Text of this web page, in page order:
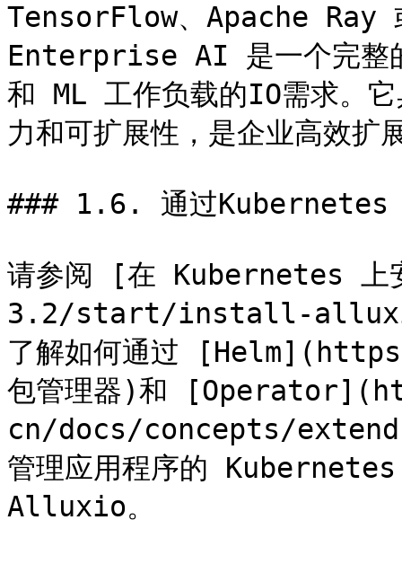
TensorFlow、Apache
Enterprise AI 是一个完整的
和 ML 工作负载的IO需求。
力和可扩展性，是企业高效扩
### 1.6. 通过Kubernetes
请参阅 [在 Kubernetes
3.2/start/install-
了解如何通过
包管理器)和
cn/docs/concepts/
管理应用程序的